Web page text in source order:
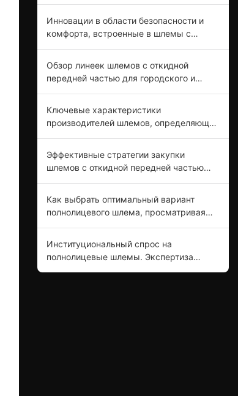
Инновации в области безопасности и
комфорта, встроенные в шлемы с
покупателей.
Обзор линеек шлемов с откидной
передней частью для городского и
Ключевые характеристики
производителей шлемов, определяющие
Эффективные стратегии закупки
шлемов с откидной передней частью
Как выбрать оптимальный вариант
полнолицевого шлема, просматривая
Институциональный спрос на
полнолицевые шлемы. Экспертиза